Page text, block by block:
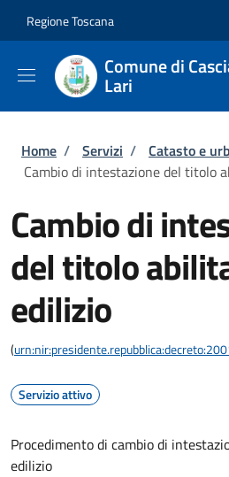
Regione Toscana
Comune di
Lari
Briciole di pane
Home / Servizi / Catasto e
Cambio di intestazione del titolo
Cambio di
del titolo
edilizio
(
Servizio attivo
Procedimento di cambio di
edilizio